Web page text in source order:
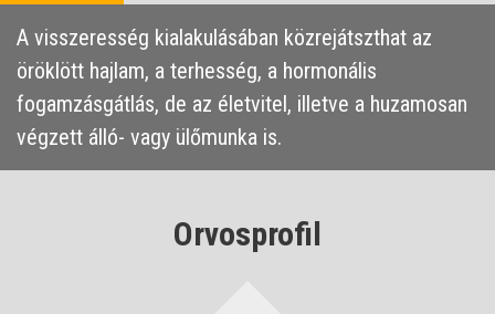
A visszeresség kialakulásában közrejátszthat az
öröklött hajlam, a terhesség, a hormonális
fogamzásgátlás, de az életvitel, illetve a huzamosan
végzett álló- vagy ülőmunka is.
Orvosprofil